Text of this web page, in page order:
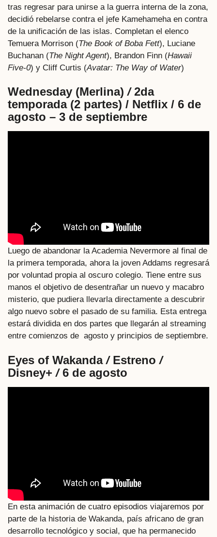
tras regresar para unirse a la guerra interna de la zona,
decidió rebelarse contra el jefe Kamehameha en contra
de la unificación de las islas. Completan el elenco
Temuera Morrison (The Book of Boba Fett), Luciane
Buchanan (The Night Agent), Brandon Finn (Hawaii
Five-0) y Cliff Curtis (Avatar: The Way of Water)
Wednesday (Merlina)/2da
temporada (2 partes) / Netflix / 6 de
agosto – 3 de septiembre
Luego de abandonar la Academia Nevermore al final de
la primera temporada, ahora la joven Addams regresará
por voluntad propia al oscuro colegio. Tiene entre sus
manos el objetivo de desentrañar un nuevo y macabro
misterio, que pudiera llevarla directamente a descubrir
algo nuevo sobre el pasado de su familia. Esta entrega
estará dividida en dos partes que llegarán al streaming
entre comienzos de agosto y principios de septiembre.
Eyes of Wakanda/ Estreno/
Disney+/6 de agosto
En esta animación de cuatro episodios viajaremos por
parte de la historia de Wakanda, país africano de gran
desarrollo tecnológico y social, que ha permanecido